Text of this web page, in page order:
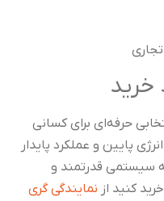
خرید
حرفه‌ای برای کسانی
پایین و عملکرد پایدار
سیستمی قدرتمند و
کنید از نمایندگی گری